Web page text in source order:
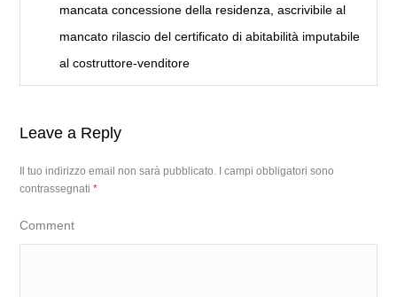
mancata concessione della residenza, ascrivibile al
mancato rilascio del certificato di abitabilità imputabile
al costruttore-venditore
Leave a Reply
Il tuo indirizzo email non sarà pubblicato.
I campi obbligatori sono
contrassegnati*
Comment